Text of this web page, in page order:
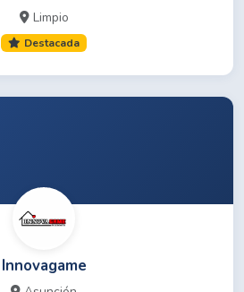
Limpio
Destacada
Innovagame